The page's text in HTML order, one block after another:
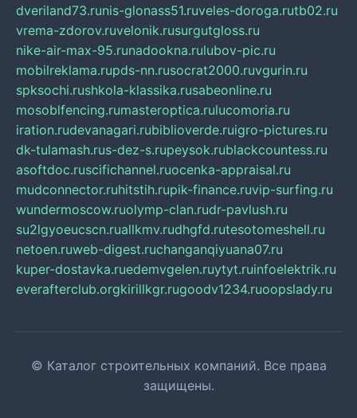
dveriland73.runis-glonass51.ruveles-doroga.rutb02.ru
vrema-zdorov.ruvelonik.rusurgutgloss.ru
nike-air-max-95.runadookna.rulubov-pic.ru
mobilreklama.rupds-nn.rusocrat2000.ruvgurin.ru
spksochi.rushkola-klassika.rusabeonline.ru
mosoblfencing.rumasteroptica.rulucomoria.ru
iration.rudevanagari.rubiblioverde.ruigro-pictures.ru
dk-tulamash.rus-dez-s.rupeysok.rublackcountess.ru
asoftdoc.ruscifichannel.ruocenka-appraisal.ru
mudconnector.ruhitstih.rupik-finance.ruvip-surfing.ru
wundermoscow.ruolymp-clan.rudr-pavlush.ru
su2lgyoeucscn.ruallkmv.rudhgfd.rutesotomeshell.ru
netoen.ruweb-digest.ruchanganqiyuana07.ru
kuper-dostavka.ruedemvgelen.ruytyt.ruinfoelektrik.ru
everafterclub.orgkirillkgr.rugoodv1234.ruoopslady.ru
© Каталог строительных компаний. Все права
защищены.